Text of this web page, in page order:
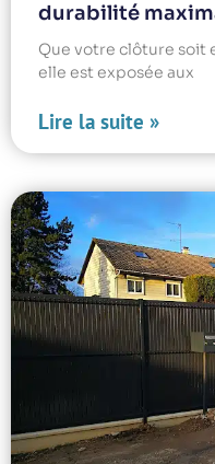
durabilité
Que votre clôture soit
elle est exposée aux
Lire la suite »